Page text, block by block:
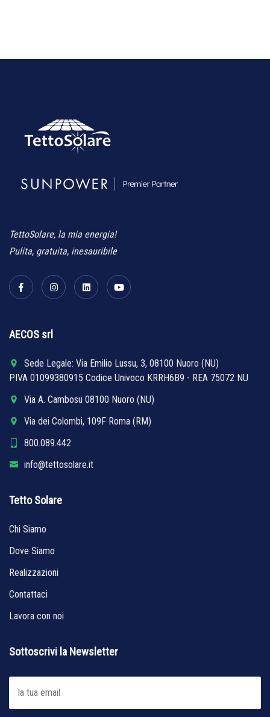
TettoSolare, la mia energia!
Pulita, gratuita, inesauribile
AECOS srl
Sede Legale: Via Emilio Lussu, 3, 08100 Nuoro (NU)
PIVA 01099380915 Codice Univoco KRRH6B9 - REA 75072 NU
Via A. Cambosu 08100 Nuoro (NU)
Via dei Colombi, 109F Roma (RM)
800.089.442
info@tettosolare.it
Tetto Solare
Chi Siamo
Dove Siamo
Realizzazioni
Contattaci
Lavora con noi
Sottoscrivi la Newsletter